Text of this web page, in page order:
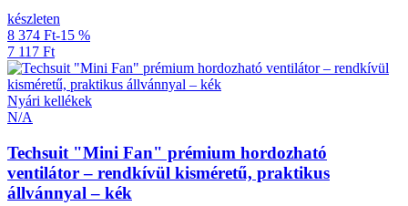
készleten
8 374 Ft-15 %
7 117 Ft
Nyári kellékek
N/A
Techsuit "Mini Fan" prémium hordozható
ventilátor – rendkívül kisméretű, praktikus
állvánnyal – kék